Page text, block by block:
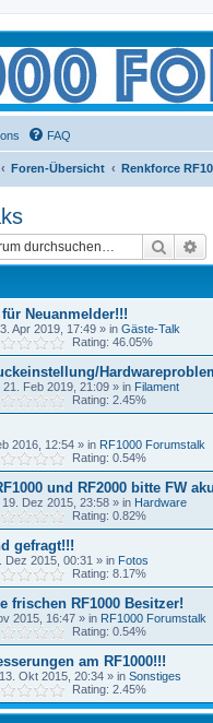
FAQ
Foren-Übersicht Renkforce
Suche
Neuanmelder!!!
Apr 2019, 17:49 » in Gäste-Talk
Rating: 46.05%
21. Feb 2019, 21:09 » in Filament
Rating: 2.45%
2016, 12:54 » in RF1000 Forumstalk
Rating: 0.54%
und RF2000 bitte FW
19. Dez 2015, 23:58 » in Hardware
Rating: 0.82%
gefragt!!!
Dez 2015, 00:31 » in Fotos
Rating: 8.17%
frischen RF1000 Besitzer!
2015, 16:47 » in RF1000 Forumstalk
Rating: 0.54%
am RF1000!!!
Okt 2015, 20:34 » in Sonstiges
Rating: 2.45%